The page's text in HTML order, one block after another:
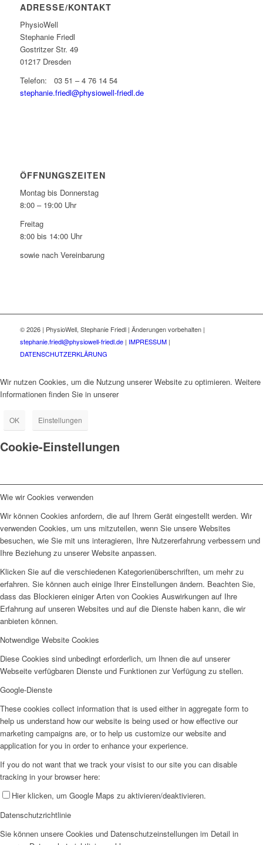
ADRESSE/KONTAKT
PhysioWell
Stephanie Friedl
Gostritzer Str. 49
01217 Dresden
Telefon: 03 51 – 4 76 14 54
stephanie.friedl@physiowell-friedl.de
ÖFFNUNGSZEITEN
Montag bis Donnerstag
8:00 – 19:00 Uhr
Freitag
8:00 bis 14:00 Uhr
sowie nach Vereinbarung
©2026 | PhysioWell, Stephanie Friedl | Änderungen vorbehalten |
stephanie.friedl@physiowell-friedl.de| IMPRESSUM|
DATENSCHUTZERKLÄRUNG
Wir nutzen Cookies, um die Nutzung unserer Website zu optimieren. Weitere
Informationen finden Sie in unserer
OK Einstellungen
Cookie-Einstellungen
Wie wir Cookies verwenden
Wir können Cookies anfordern, die auf Ihrem Gerät eingestellt werden. Wir
verwenden Cookies, um uns mitzuteilen, wenn Sie unsere Websites
besuchen, wie Sie mit uns interagieren, Ihre Nutzererfahrung verbessern und
Ihre Beziehung zu unserer Website anpassen.
Klicken Sie auf die verschiedenen Kategorienüberschriften, um mehr zu
erfahren. Sie können auch einige Ihrer Einstellungen ändern. Beachten Sie,
dass das Blockieren einiger Arten von Cookies Auswirkungen auf Ihre
Erfahrung auf unseren Websites und auf die Dienste haben kann, die wir
anbieten können.
Notwendige Website Cookies
Diese Cookies sind unbedingt erforderlich, um Ihnen die auf unserer
Webseite verfügbaren Dienste und Funktionen zur Verfügung zu stellen.
Google-Dienste
These cookies collect information that is used either in aggregate form to
help us understand how our website is being used or how effective our
marketing campaigns are, or to help us customize our website and
application for you in order to enhance your experience.
If you do not want that we track your visist to our site you can disable
tracking in your browser here:
Hier klicken, um Google Maps zu aktivieren/deaktivieren.
Datenschutzrichtlinie
Sie können unsere Cookies und Datenschutzeinstellungen im Detail in